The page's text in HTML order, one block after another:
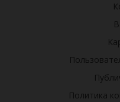
Политика